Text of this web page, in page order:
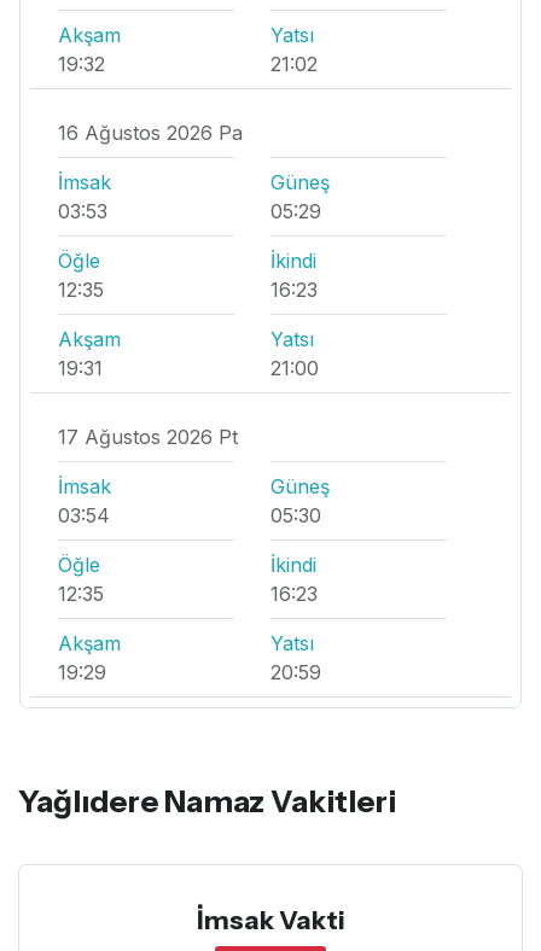
Akşam
19:32
Yatsı
21:02
16 Ağustos 2026 Pa
İmsak
03:53
Güneş
05:29
Öğle
12:35
İkindi
16:23
Akşam
19:31
Yatsı
21:00
17 Ağustos 2026 Pt
İmsak
03:54
Güneş
05:30
Öğle
12:35
İkindi
16:23
Akşam
19:29
Yatsı
20:59
Yağlıdere Namaz Vakitleri
İmsak Vakti